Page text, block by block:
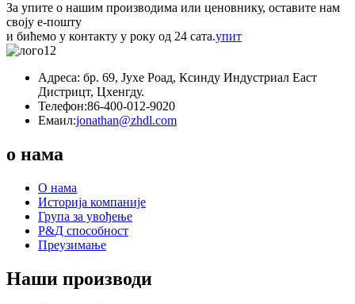
За упите о нашим производима или ценовнику, оставите нам
своју е-пошту
и бићемо у контакту у року од 24 сата.упит
Адреса: бр. 69, Јухе Роад, Ксинду Индустриал Еаст
Дистрицт, Цхенгду.
Телефон:86-400-012-9020
Емаил:jonathan@zhdl.com
о нама
О нама
Историја компаније
Група за увођење
Р&Д способност
Преузимање
Наши производи